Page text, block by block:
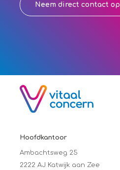
Neem direct contact op
Hoofdkantoor
Ambachtsweg 25
2222 AJ Katwijk aan Zee